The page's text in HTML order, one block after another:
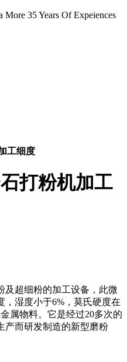
More 35 Years Of Expeiences
工细度
打粉机加工
及超细粉的加工设备，此微
，湿度小于6%，莫氏硬度在
属物料。它是经过20多次的
产而研发制造的新型磨粉